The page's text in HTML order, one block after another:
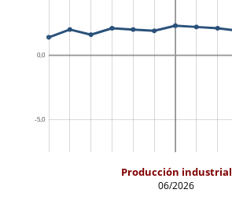
Producción industrial
06/2026